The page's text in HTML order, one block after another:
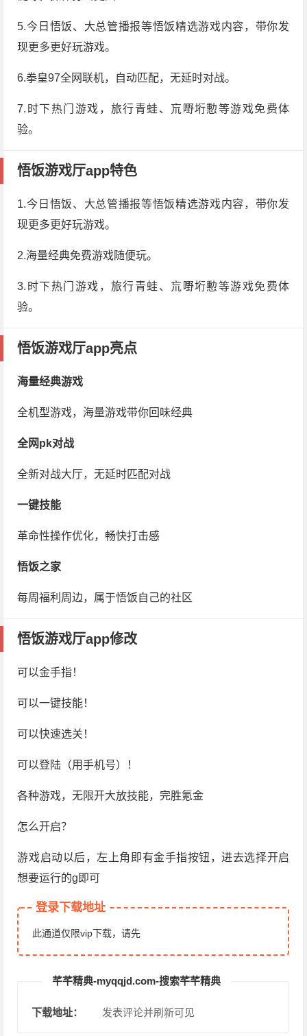
5.今日悟饭、大总管播报等悟饭精选游戏内容，带你发
现更多更好玩游戏。
6.拳皇97全网联机，自动匹配，无延时对战。
7.时下热门游戏，旅行青蛙、巟嘢垳憅等游戏免费体
验。
悟饭游戏厅app特色
1.今日悟饭、大总管播报等悟饭精选游戏内容，带你发
现更多更好玩游戏。
2.海量经典免费游戏随便玩。
3.时下热门游戏，旅行青蛙、巟嘢垳憅等游戏免费体
验。
悟饭游戏厅app亮点
海量经典游戏
全机型游戏，海量游戏带你回味经典
全网pk对战
全新对战大厅，无延时匹配对战
一键技能
革命性操作优化，畅快打击感
悟饭之家
每周福利周边，属于悟饭自己的社区
悟饭游戏厅app修改
可以金手指！
可以一键技能！
可以快速选关！
可以登陆（用手机号）！
各种游戏，无限开大放技能，完胜氪金
怎么开启？
游戏启动以后，左上角即有金手指按钮，进去选择开启
想要运行的g即可
登录下载地址
此通道仅限vip下载，请先
芊芊精典-myqqjd.com-搜索芊芊精典
下载地址： 发表评论并刷新可见